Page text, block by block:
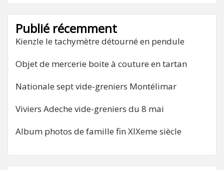
Publié récemment
Kienzle le tachymètre détourné en pendule
Objet de mercerie boite à couture en tartan
Nationale sept vide-greniers Montélimar
Viviers Adeche vide-greniers du 8 mai
Album photos de famille fin XIXeme siècle